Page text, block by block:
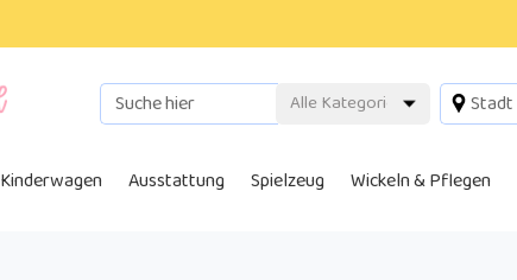
Kinderwagen Ausstattung Spielzeug Wickeln & Pflegen